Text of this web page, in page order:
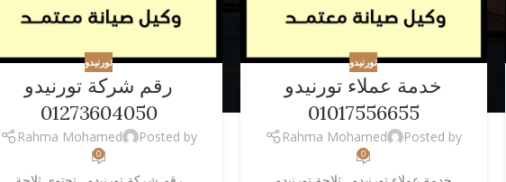
تورنيدو
خدمة عملاء تورنيدو
01017556655
Posted by
Rahma Mohamed
0
تورنيدو
رقم شركة تورنيدو
01273604050
Posted by
Rahma Mohamed
0